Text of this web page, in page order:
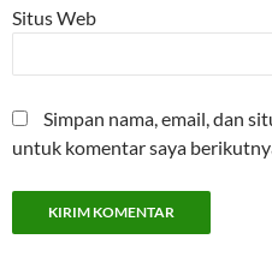
Situs Web
Simpan nama, email, dan
untuk komentar saya